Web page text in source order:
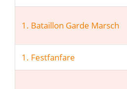
1. Bataillon Garde Marsch
1. Festfanfare